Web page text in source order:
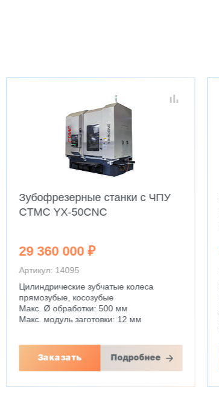
Зубофрезерные станки с ЧПУ
CTMC YX-50CNC
29 360 000 ₽
Артикул: 14095
Цилиндрические зубчатые колеса
прямозубые, косозубые
Макс. Ø обработки: 500 мм
Макс. модуль заготовки: 12 мм
Заказать Подробнее